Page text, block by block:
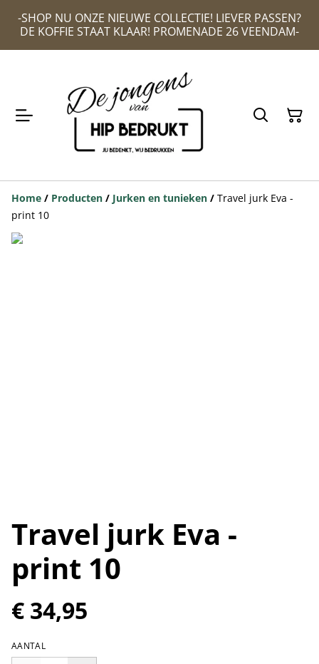
-SHOP NU ONZE NIEUWE COLLECTIE! LIEVER PASSEN?
DE KOFFIE STAAT KLAAR! PROMENADE 26 VEENDAM-
Home / Producten / Jurken en tunieken / Travel jurk Eva -
print 10
Travel jurk Eva -
print 10
€ 34,95
AANTAL